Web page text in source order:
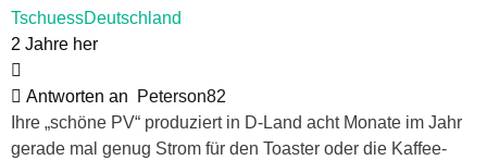
TschuessDeutschland
2 Jahre her
Antworten an
Peterson82
Ihre „schöne PV“ produziert in D-Land acht Monate im Jahr
gerade mal genug Strom für den Toaster oder die Kaffee-